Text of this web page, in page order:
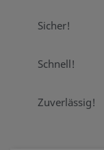
Sicher!
Schnell!
Zuverlässig!